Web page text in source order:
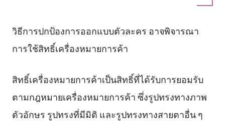
วิธีการปกป้องการออกแบบตัวละคร อาจพิจารณา
การใช้สิทธิ์เครื่องหมายการค้า
สิทธิ์เครื่องหมายการค้าเป็นสิทธิ์ที่ได้รับการยอมรับ
ตามกฎหมายเครื่องหมายการค้า ซึ่งรูปทรงทางภาพ
ตัวอักษร รูปทรงที่มีมิติ และรูปทรงทางสายตาอื่น ๆ